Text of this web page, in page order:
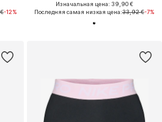
-12%
Изначальная цена: 39,90 €
Последняя самая низкая цена:33,92 €-7%